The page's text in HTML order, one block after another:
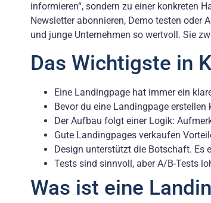
informieren“, sondern zu einer konkreten
Newsletter abonnieren, Demo testen oder
und junge Unternehmen so wertvoll. Sie
Das Wichtigste in
Eine Landingpage hat immer ein
Bevor du eine Landingpage
Der Aufbau folgt einer Logik:
Gute Landingpages verkaufen
Design unterstützt die Botschaft. Es
Tests sind sinnvoll, aber A/B-Tests
Was ist eine